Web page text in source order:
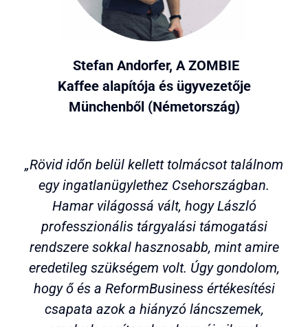
Stefan Andorfer, A ZOMBIE
Kaffee alapítója és ügyvezetője
Münchenből (Németország)
„Rövid időn belül kellett tolmácsot találnom
egy ingatlanügylethez Csehországban.
Hamar világossá vált, hogy László
professzionális tárgyalási támogatási
rendszere sokkal hasznosabb, mint amire
eredetileg szükségem volt. Úgy gondolom,
hogy ő és a ReformBusiness értékesítési
csapata azok a hiányzó láncszemek,